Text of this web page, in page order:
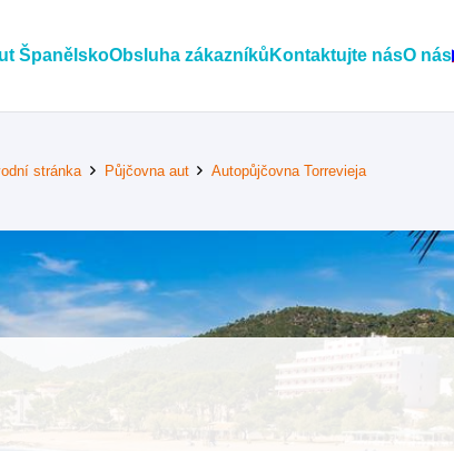
ŠpanělskoObsluha zákazníků Kontaktujte násO nás
stránka Půjčovna aut Autopůjčovna Torrevieja